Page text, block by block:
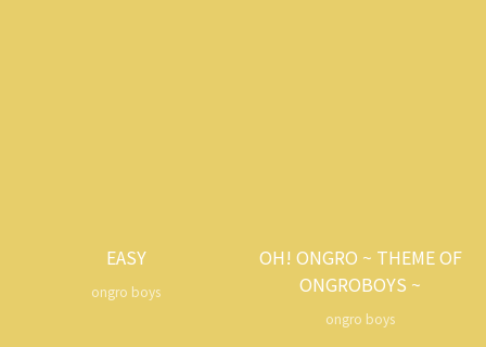
EASY
ongro boys
OH! ONGRO ~ THEME OF
ONGROBOYS ~
ongro boys